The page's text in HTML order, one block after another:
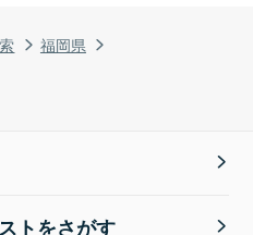
福岡県
トをさがす